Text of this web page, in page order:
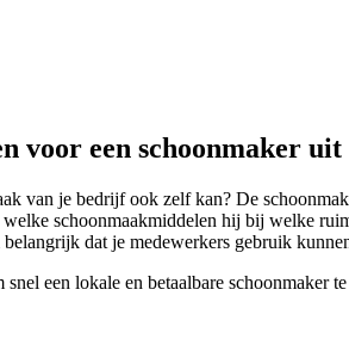
voor een schoonmaker
van je bedrijf ook zelf kan? De
schoonmaakmiddelen hij bij welke
dat je medewerkers gebruik
snel een lokale en betaalbare schoonmaker